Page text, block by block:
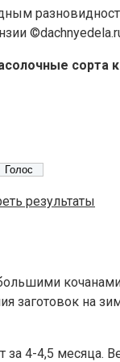
сорта
результаты
на
4-4,5 месяца.